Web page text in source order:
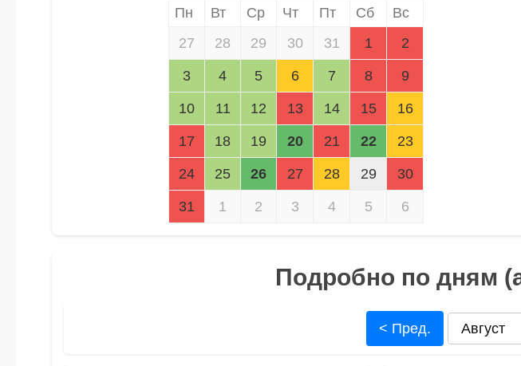
Пн Вт Ср Чт Пт Сб
Вс
27
28 29 30 31 1 2
3 4 5 6 7 8 9
10 11 12 13 14 15 16
17 18 19 20 21 22 23
24 25 26 27 28 29 30
31 1 2 3 4 5 6
Подробно по дням
< Пред.